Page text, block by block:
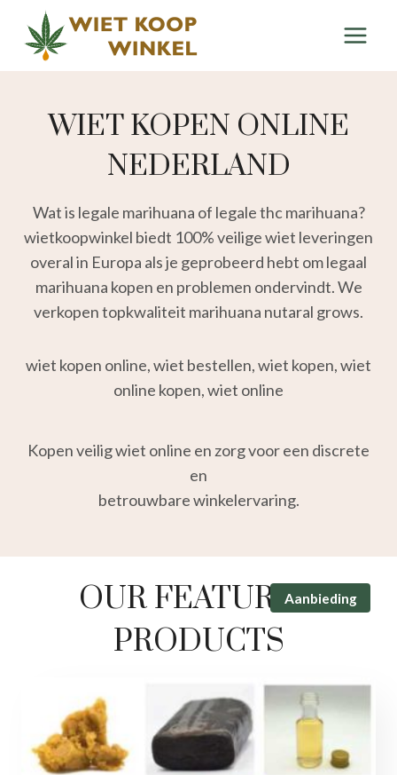
Doorgaan
naar
inhoud
WIET KOPEN ONLINE
NEDERLAND
Wat is legale marihuana of legale thc marihuana?
wietkoopwinkel biedt 100% veilige wiet leveringen
overal in Europa als je geprobeerd hebt om legaal
marihuana kopen en problemen ondervindt. We
verkopen topkwaliteit marihuana nutaral grows.
wiet kopen online, wiet bestellen, wiet kopen, wiet
online kopen, wiet online
Kopen veilig wiet online en zorg voor een discrete
en
betrouwbare winkelervaring.
OUR FEATURED
PRODUCTS
AanbiedingP
r